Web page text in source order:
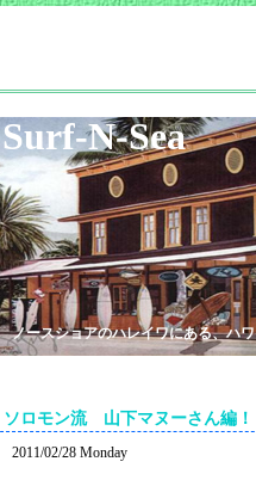
Surf-N-Sea
ノースショアのハレイワにある、ハ
ソロモン流 山下マヌーさん編！
2011/02/28 Monday